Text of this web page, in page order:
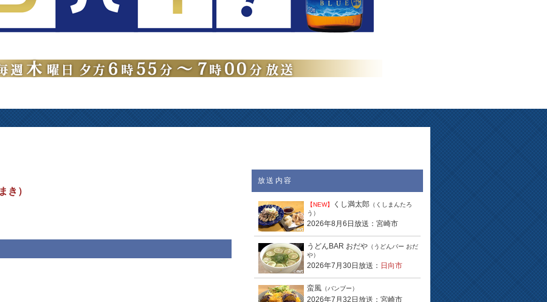
き）
放送内容
【NEW】 くし満太郎 （くしまんたろ
う）
2026年8月6日放送：宮崎市
うどんBAR おだや （うどんバー おだ
や）
2026年7月30日放送： 日向市
蛮風 （バンブー）
2026年7月32日放送：宮崎市